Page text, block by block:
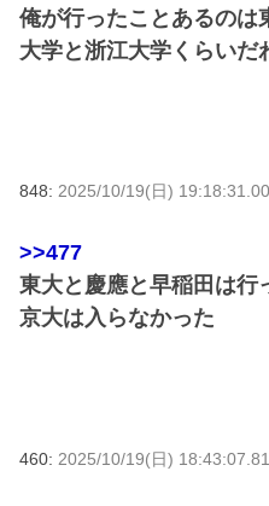
俺が行ったことあるのは
大学と浙江大学くらいだ
848: 2025/10/19(日)
>>477
東大と慶應と早稲田は行
京大は入らなかった
460: 2025/10/19(日)